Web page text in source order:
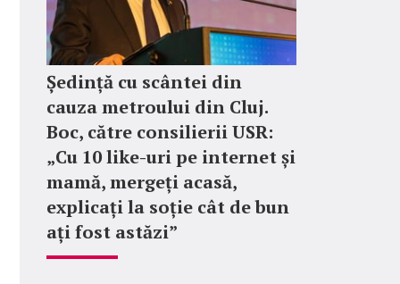
Ședință cu scântei din
cauza metroului din Cluj.
Boc, către consilierii USR:
„Cu 10 like-uri pe internet și
mamă, mergeți acasă,
explicați la soție cât de bun
ați fost astăzi”